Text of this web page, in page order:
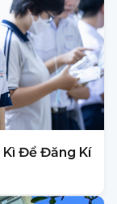
Để Đăng Kí